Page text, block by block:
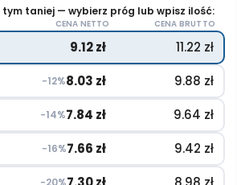
tym taniej — wybierz próg lub wpisz ilość:
CENA NETTO CENA BRUTTO
9.12zł 11.22 zł
−12%8.03 zł 9.88 zł
−14%7.84 zł 9.64 zł
−16%7.66 zł 9.42 zł
−20%